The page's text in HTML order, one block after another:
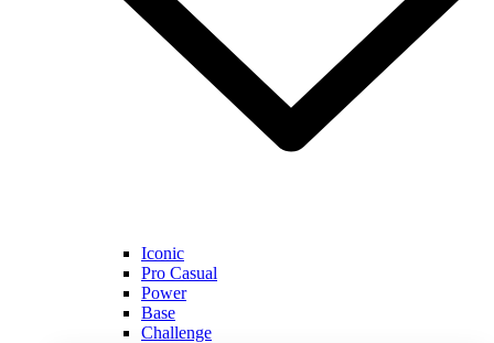
Iconic
Pro Casual
Power
Base
Challenge